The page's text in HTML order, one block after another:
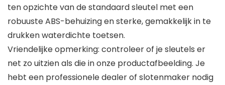
ten opzichte van de standaard sleutel met een
robuuste ABS-behuizing en sterke, gemakkelijk in te
drukken waterdichte toetsen.
Vriendelijke opmerking: controleer of je sleutels er
net zo uitzien als die in onze productafbeelding. Je
hebt een professionele dealer of slotenmaker nodig